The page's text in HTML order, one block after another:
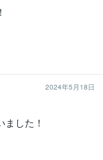
2024年5月18日
した！